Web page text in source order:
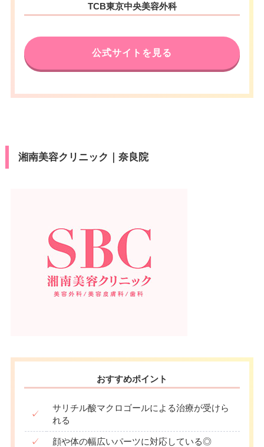
TCB東京中央美容外科
公式サイトを見る
湘南美容クリニック｜奈良院
おすすめポイント
✓
サリチル酸マクロゴールによる治療が受けら
れる
✓ 顔や体の幅広いパーツに対応している◎